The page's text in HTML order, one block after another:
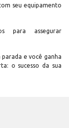
seu equipamento
para assegurar
parada e você ganha
o sucesso da sua